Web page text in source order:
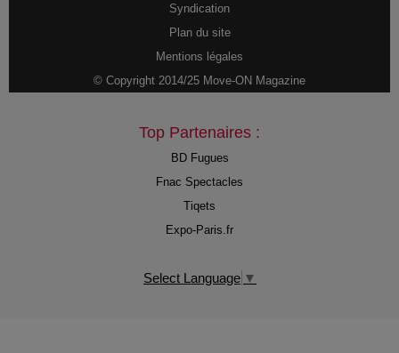
Syndication
Plan du site
Mentions légales
© Copyright 2014/25 Move-ON Magazine
Top Partenaires :
BD Fugues
Fnac Spectacles
Tiqets
Expo-Paris.fr
Select Language ▼